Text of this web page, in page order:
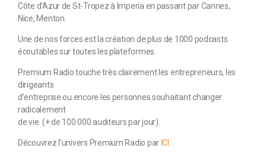
Côte d’Azur de St-Tropez à Imperia en passant par Cannes,
Nice, Menton.
Une de nos forces est la création de plus de 1000 podcasts
écoutables sur toutes les plateformes.
Premium Radio touche très clairement les entrepreneurs, les
dirigeants
d’entreprise ou encore les personnes souhaitant changer
radicalement
de vie. (+ de 100.000 auditeurs par jour).
Découvrez l’univers Premium Radio par ICI